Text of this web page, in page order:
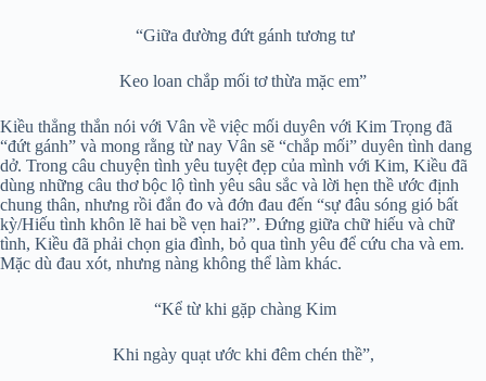
“Giữa đường đứt gánh tương tư
Keo loan chắp mối tơ thừa mặc em”
Kiều thẳng thắn nói với Vân về việc mối duyên với Kim Trọng đã
“đứt gánh” và mong rằng từ nay Vân sẽ “chắp mối” duyên tình dang
dở. Trong câu chuyện tình yêu tuyệt đẹp của mình với Kim, Kiều đã
dùng những câu thơ bộc lộ tình yêu sâu sắc và lời hẹn thề ước định
chung thân, nhưng rồi đắn đo và đớn đau đến “sự đâu sóng gió bất
kỳ/Hiếu tình khôn lẽ hai bề vẹn hai?”. Đứng giữa chữ hiếu và chữ
tình, Kiều đã phải chọn gia đình, bỏ qua tình yêu để cứu cha và em.
Mặc dù đau xót, nhưng nàng không thể làm khác.
“Kể từ khi gặp chàng Kim
Khi ngày quạt ước khi đêm chén thề”,